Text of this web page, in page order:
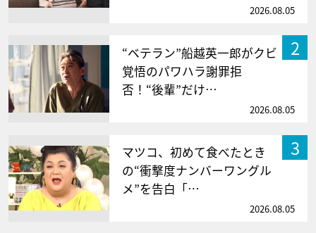
2026.08.05
2
“ベテラン”船越英一郎がクビ
覚悟のパワハラ謝罪拒
否！“後輩”だけ…
2026.08.05
3
マツコ、初めて食べたとき
の“衝撃度ナンバーワングル
メ”を告白「…
2026.08.05